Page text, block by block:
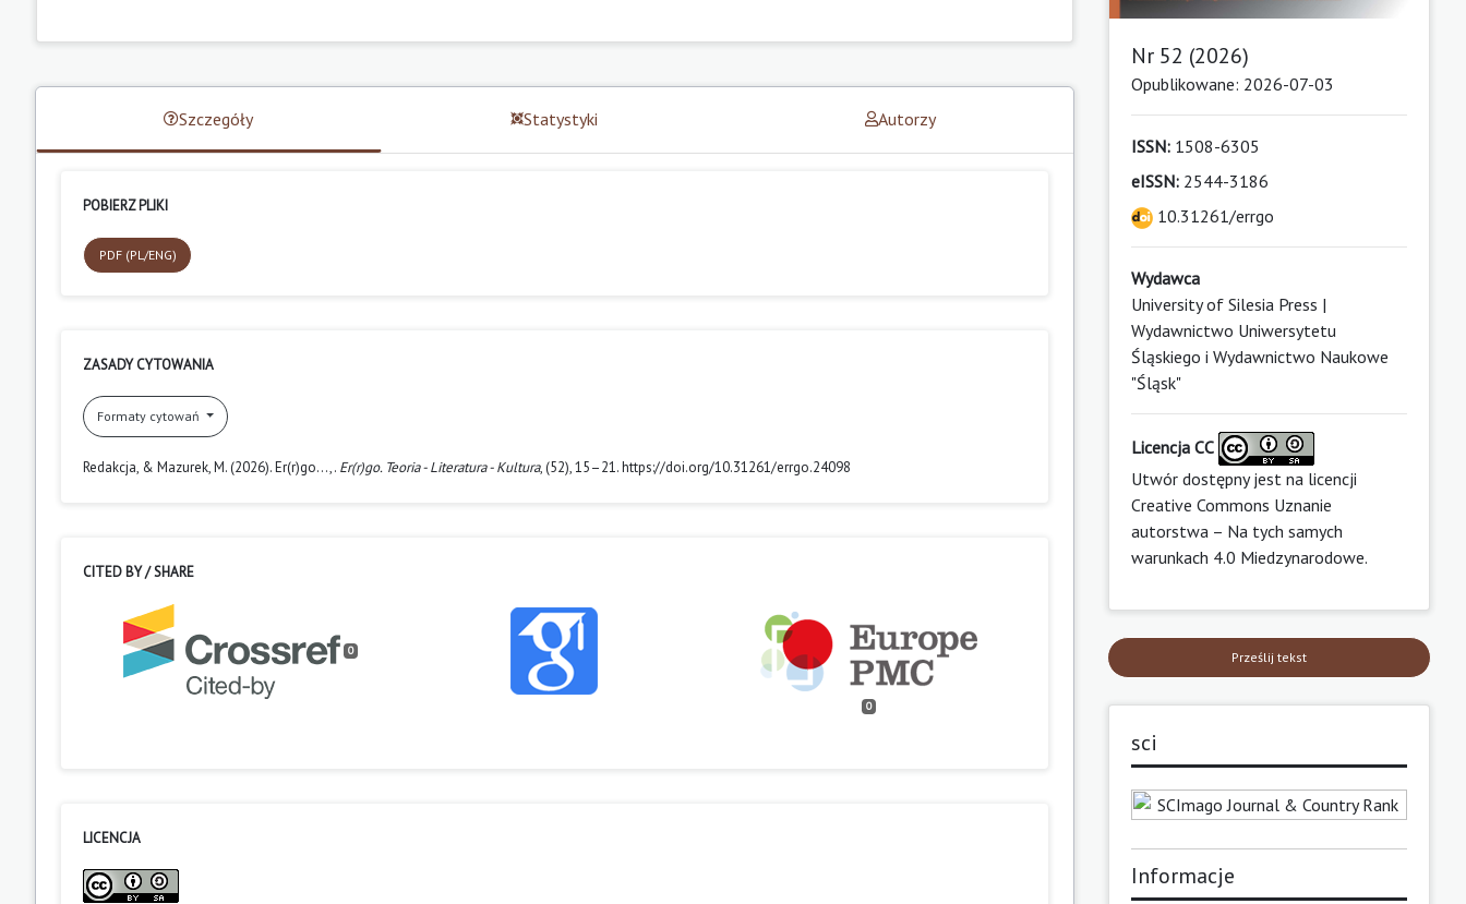
Szczegóły Statystyki Autorzy
POBIERZ PLIKI
PDF (PL/ENG)
ZASADY CYTOWANIA
Formaty cytowań
Redakcja, & Mazurek, M. (2026). Er(r)go…,. Er(r)go. Teoria - Literatura - Kultura, (52), 15–21. https://doi.org/10.31261/errgo.24098
CITED BY / SHARE
0
0
LICENCJA
Nr 52 (2026)
Opublikowane: 2026-07-03
ISSN:1508-6305
eISSN:2544-3186
10.31261/errgo
Wydawca
University of Silesia Press |
Wydawnictwo Uniwersytetu
Śląskiego i Wydawnictwo Naukowe
"Śląsk"
Licencja CC
Utwór dostępny jest na licencji
Creative Commons Uznanie
autorstwa – Na tych samych
warunkach 4.0 Miedzynarodowe.
Prześlij tekst
sci
Informacje